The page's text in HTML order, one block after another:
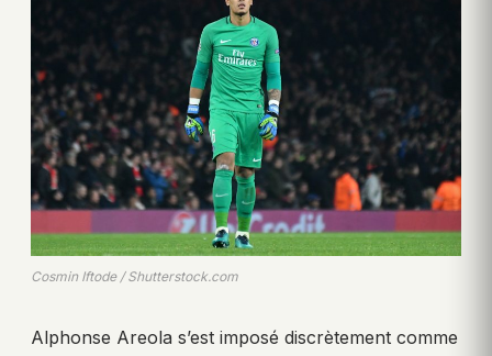
Cosmin Iftode / Shutterstock.com
Alphonse Areola s’est imposé discrètement comme